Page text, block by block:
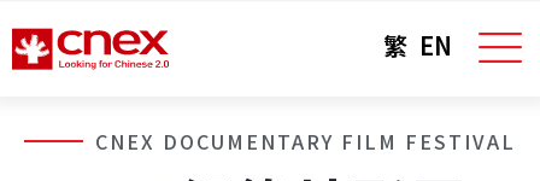
繁 EN
CNEX DOCUMENTARY FILM FESTIVAL